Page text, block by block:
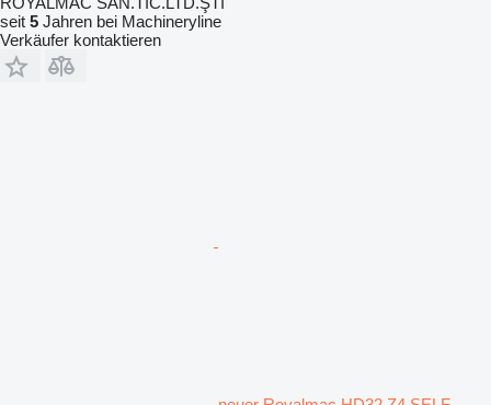
seit 5 Jahren bei Machineryline
Verkäufer kontaktieren